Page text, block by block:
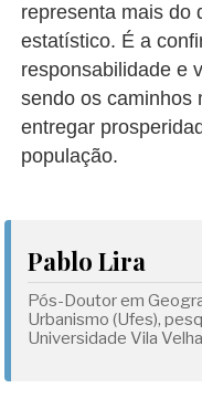
representa mais do
estatístico. É a
responsabilidade e
sendo os caminhos
entregar
população.
Pablo Lira
Pós-Doutor em
Urbanismo (Ufes),
Universidade Vila